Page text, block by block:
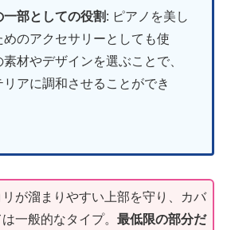
部としての役割: ピアノを美し
めのアクセサリーとしても使
材やデザインを選ぶことで、
アに調和させることができ
が溜まりやすい上部を守り、カバ
一般的なタイプ。 最低限の部分だ